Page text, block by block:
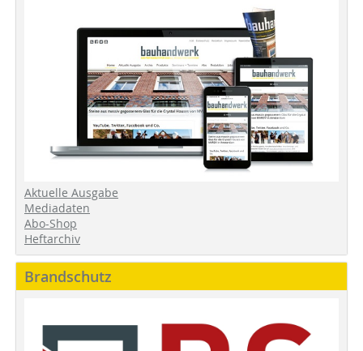
Aktuelle Ausgabe
Mediadaten
Abo-Shop
Heftarchiv
Brandschutz